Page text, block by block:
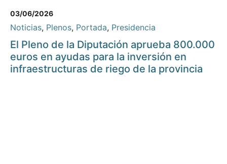
03/06/2026
Noticias, Plenos, Portada, Presidencia
El Pleno de la Diputación aprueba 800.000
euros en ayudas para la inversión en
infraestructuras de riego de la provincia